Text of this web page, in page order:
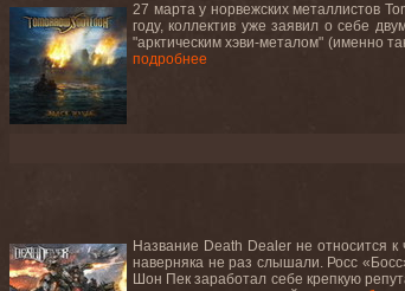
27 марта у норвежских металлистов
году, коллектив уже заявил о себе
"арктическим хэви-металом" (именно
подробнее
Название Death Dealer не относится
наверняка не раз слышали. Росс
Шон Пек заработал себе крепкую